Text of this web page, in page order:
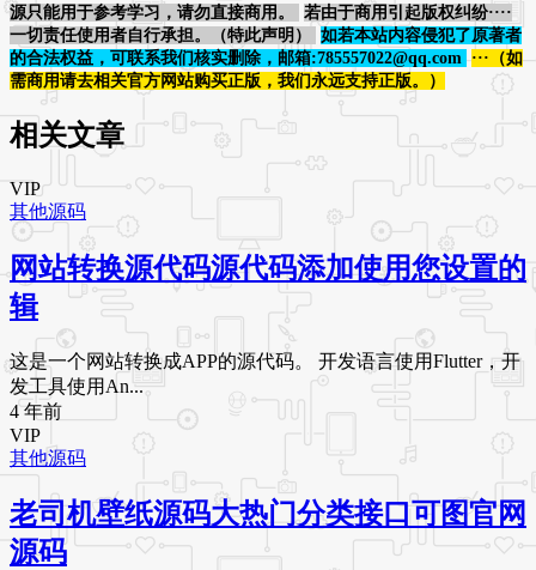
源只能用于参考学习，请勿直接商用。
若由于商用引起版权纠纷····
一切责任使用者自行承担。（特此声明）
如若本站内容侵犯了原著者
的合法权益，可联系我们核实删除，邮箱:785557022@qq.com
···（如
需商用请去相关官方网站购买正版，我们永远支持正版。）
相关文章
VIP
其他源码
网站转换源代码源代码添加使用您设置的
辑
这是一个网站转换成APP的源代码。 开发语言使用Flutter，开
发工具使用An...
4 年前
VIP
其他源码
老司机壁纸源码大热门分类接口可图官网
源码